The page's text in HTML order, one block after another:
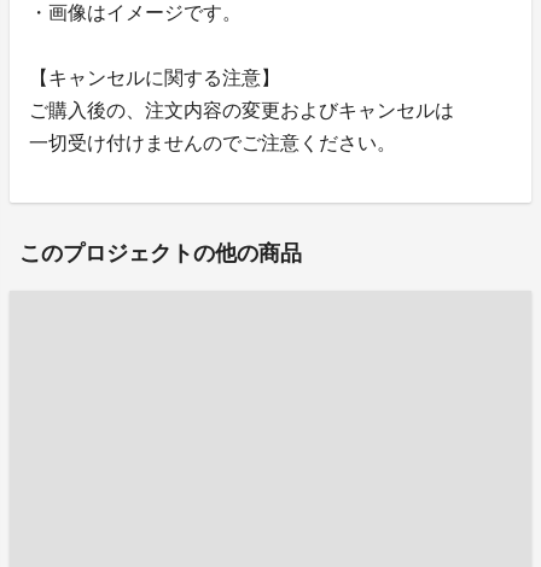
・画像はイメージです。
【キャンセルに関する注意】
ご購入後の、注文内容の変更およびキャンセルは
一切受け付けませんのでご注意ください。
このプロジェクトの他の商品